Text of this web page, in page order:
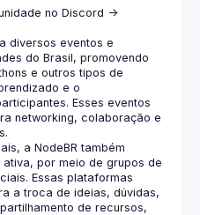
no Discord ->
diversos eventos e
do Brasil, promovendo
e outros tipos de
e o
Esses eventos
networking, colaboração e
a NodeBR também
por meio de grupos de
Essas plataformas
a troca de ideias, dúvidas,
de recursos,